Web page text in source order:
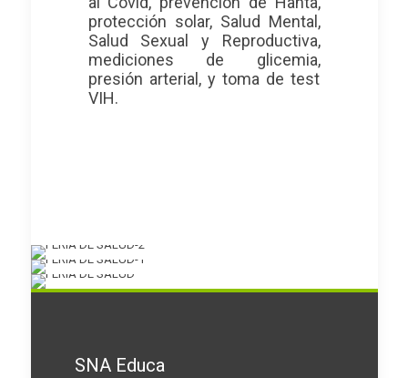
protección solar, Salud Mental,
Salud Sexual y Reproductiva,
mediciones de glicemia,
presión arterial, y toma de test
VIH.
SNA Educa